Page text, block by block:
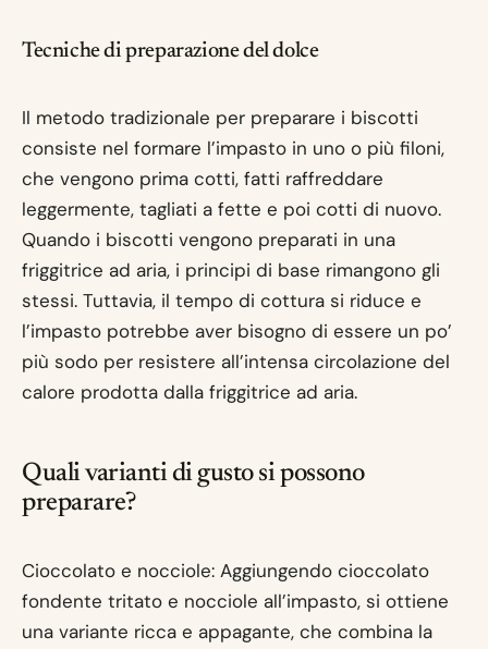
Tecniche di preparazione del dolce
Il metodo tradizionale per preparare i biscotti
consiste nel formare l’impasto in uno o più filoni,
che vengono prima cotti, fatti raffreddare
leggermente, tagliati a fette e poi cotti di nuovo.
Quando i biscotti vengono preparati in una
friggitrice ad aria, i principi di base rimangono gli
stessi. Tuttavia, il tempo di cottura si riduce e
l’impasto potrebbe aver bisogno di essere un po’
più sodo per resistere all’intensa circolazione del
calore prodotta dalla friggitrice ad aria.
Quali varianti di gusto si possono
preparare?
Cioccolato e nocciole: Aggiungendo cioccolato
fondente tritato e nocciole all’impasto, si ottiene
una variante ricca e appagante, che combina la